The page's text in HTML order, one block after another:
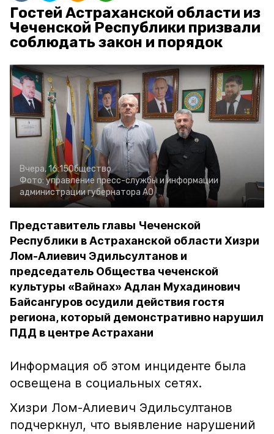
Гостей Астраханской области из
Чеченской Республики призвали
соблюдать закон и порядок
Вчера, 16:15Общество
Фото: управление пресс-службы и информации
администрации губернатора АО
Представитель главы Чеченской
Республики в Астраханской области Хизри
Лом-Алиевич Эдильсултанов и
председатель Общества чеченской
культуры «Вайнах» Адлан Мухадинович
Байсангуров осудили действия гостя
региона, который демонстративно нарушил
ПДД в центре Астрахани
Информация об этом инциденте была
освещена в социальных сетях.
Хизри Лом-Алиевич Эдильсултанов
подчеркнул, что выявление нарушений